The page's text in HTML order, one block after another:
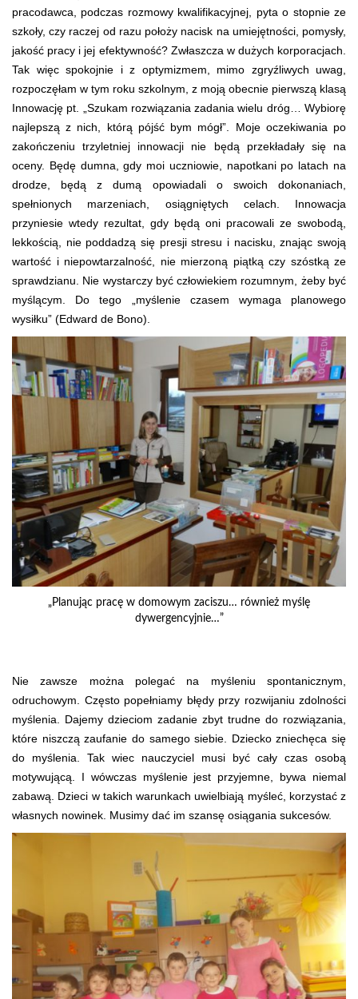
pracodawca, podczas rozmowy kwalifikacyjnej, pyta o stopnie ze
szkoły, czy raczej od razu położy nacisk na umiejętności, pomysły,
jakość pracy i jej efektywność? Zwłaszcza w dużych korporacjach.
Tak więc spokojnie i z optymizmem, mimo zgryźliwych uwag,
rozpoczęłam w tym roku szkolnym, z moją obecnie pierwszą klasą
Innowację pt. „Szukam rozwiązania zadania wielu dróg… Wybiorę
najlepszą z nich, którą pójść bym mógł”. Moje oczekiwania po
zakończeniu trzyletniej innowacji nie będą przekładały się na
oceny. Będę dumna, gdy moi uczniowie, napotkani po latach na
drodze, będą z dumą opowiadali o swoich dokonaniach,
spełnionych marzeniach, osiągniętych celach. Innowacja
przyniesie wtedy rezultat, gdy będą oni pracowali ze swobodą,
lekkością, nie poddadzą się presji stresu i nacisku, znając swoją
wartość i niepowtarzalność, nie mierzoną piątką czy szóstką ze
sprawdzianu. Nie wystarczy być człowiekiem rozumnym, żeby być
myślącym. Do tego „myślenie czasem wymaga planowego
wysiłku” (Edward de Bono).
„Planując pracę w domowym zaciszu… również myślę
dywergencyjnie…”
Nie zawsze można polegać na myśleniu spontanicznym,
odruchowym. Często popełniamy błędy przy rozwijaniu zdolności
myślenia. Dajemy dzieciom zadanie zbyt trudne do rozwiązania,
które niszczą zaufanie do samego siebie. Dziecko zniechęca się
do myślenia. Tak wiec nauczyciel musi być cały czas osobą
motywującą. I wówczas myślenie jest przyjemne, bywa niemal
zabawą. Dzieci w takich warunkach uwielbiają myśleć, korzystać z
własnych nowinek. Musimy dać im szansę osiągania sukcesów.